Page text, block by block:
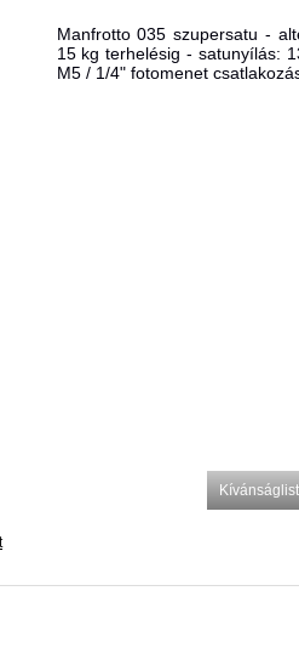
Manfrotto 035 szupersatu -
15 kg terhelésig - satunyílás:
M5 / 1/4" fotomenet